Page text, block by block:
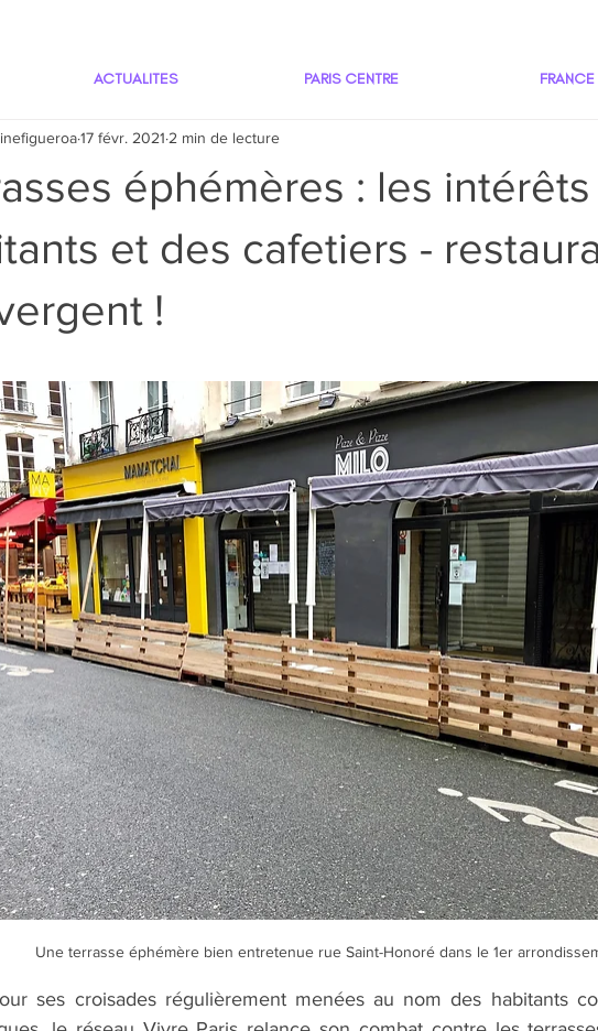
ACTUALITES PARIS CENTRE FRANCE
éphémères : les
et des cafetiers -
!
17 févr. 2021 2 min de lecture
Une terrasse éphémère bien entretenue rue Saint-Honoré dans le 1er
ses croisades régulièrement menées au nom des habitants